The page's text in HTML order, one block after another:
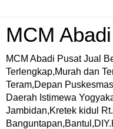
MCM Abadi
MCM Abadi Pusat Jual
Terlengkap,Murah dan
Teram,Depan
Daerah Istimewa
Jambidan,Kretek kidul